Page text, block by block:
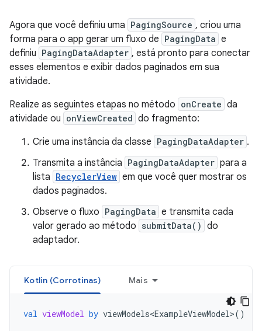
Agora que você definiu uma PagingSource , criou uma
forma para o app gerar um fluxo de PagingData e
definiu PagingDataAdapter , está pronto para conectar
esses elementos e exibir dados paginados em sua
atividade.
Realize as seguintes etapas no método onCreate da
atividade ou onViewCreated do fragmento:
Crie uma instância da classe PagingDataAdapter .
Transmita a instância PagingDataAdapter para a
lista RecyclerView em que você quer mostrar os
dados paginados.
Observe o fluxo PagingData e transmita cada
valor gerado ao método submitData() do
adaptador.
Kotlin (Corrotinas) Mais
val viewModel by viewModels<ExampleViewModel>()